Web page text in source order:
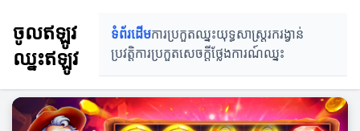
ចូលឥឡូវ
ឈ្នះឥឡូវ
ទំព័រដើមការប្រកួតឈ្នះយុទ្ធសាស្ត្ររករង្វាន់
ប្រវត្តិការប្រកួតសេចក្ដីថ្លែងការណ៍ឈ្នះ